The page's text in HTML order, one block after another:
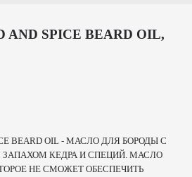
AND SPICE BEARD OIL,
BEARD OIL - МАСЛО ДЛЯ БОРОДЫ С
КЕДРА И СПЕЦИЙ. МАСЛО
НЕ СМОЖЕТ ОБЕСПЕЧИТЬ